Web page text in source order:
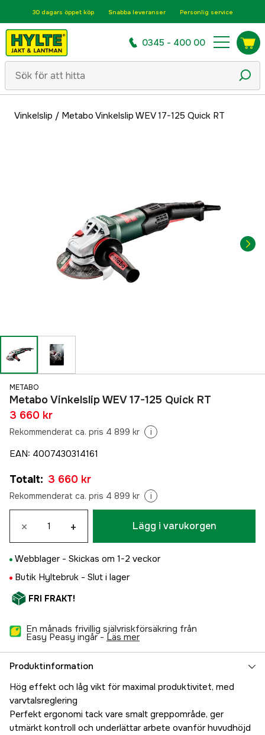
30 dagars öppet köp Snabba leveranser Personlig service
0345 - 400 00
Vinkelslip / Metabo Vinkelslip WEV 17-125 Quick RT
METABO
Metabo Vinkelslip WEV 17-125 Quick RT
3 660 kr
Rekommenderat ca. pris 4 899 kr i
EAN: 4007430314161
Totalt: 3 660 kr
Rekommenderat ca. pris 4 899 kr i
× + Lägg i varukorgen
Webblager - Skickas om 1-2 veckor
Butik Hyltebruk - Slut i lager
FRI FRAKT!
En månads frivillig självriskförsäkring från
Easy Peasy ingår - läs mer
Produktinformation
Hög effekt och låg vikt för maximal produktivitet, med
varvtalsreglering
Perfekt ergonomi tack vare smalt greppområde, ger
utmärkt kontroll och underlättar arbete ovanför huvudhöjd